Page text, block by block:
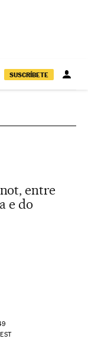
SUSCRÍBETE
entre
e do